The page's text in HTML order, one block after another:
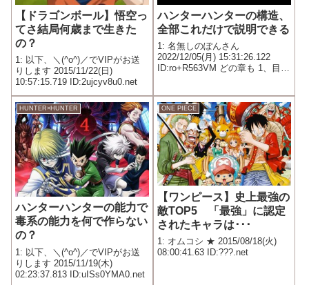
【ドラゴンボール】悟空っ
てさ結局何歳まで生きた
の？
1: 以下、＼(^o^)／でVIPがお送
りします 2015/11/22(日)
10:57:15.719 ID:2ujcyv8u0.net
ハンターハンターの構造、
全部これだけで説明できる
1: 名無しのぽんさん
2022/12/05(月) 15:31:26.122
ID:ro+R563VM どの章も 1、目的
る狂言回し の3勢力で事が進む
HUNTER×HUNTER
ハンターハンターの能力で
毒系の能力を何で作らない
の？
1: 以下、＼(^o^)／でVIPがお送
りします 2015/11/19(木)
02:23:37.813 ID:uISs0YMA0.net
ONE PIECE
【ワンピース】史上最強の
敵TOP5 「最強」に認定
されたキャラは･･･
1: オムコシ ★ 2015/08/18(火)
08:00:41.63 ID:???.net